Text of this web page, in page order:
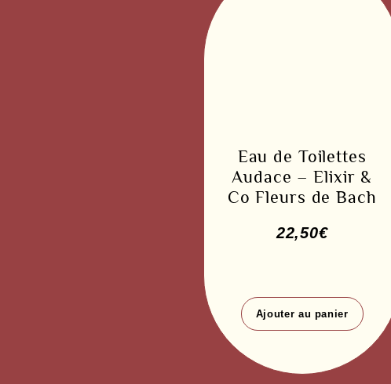
Eau de Toilettes
Audace – Elixir &
Co Fleurs de Bach
22,50€
Ajouter au panier